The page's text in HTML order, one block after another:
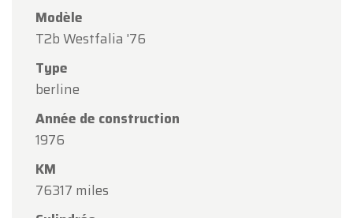
Modèle
T2b Westfalia '76
Type
berline
Année de construction
1976
KM
76317 miles
Oldtimerfarm
Chers clients,
l'occasion de l'Assomption.